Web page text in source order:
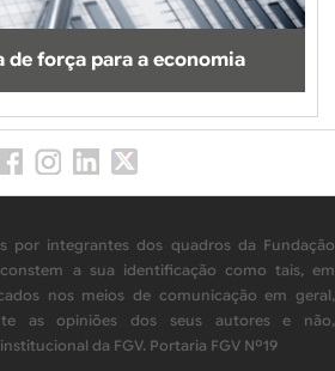
de força para a economia
por integrantes dos quadros da Fundação
a sua identificação como tais, em
nos meios de comunicação em geral,
as opiniões dos seus autores e não,
da FGV. Portaria FGV Nº19